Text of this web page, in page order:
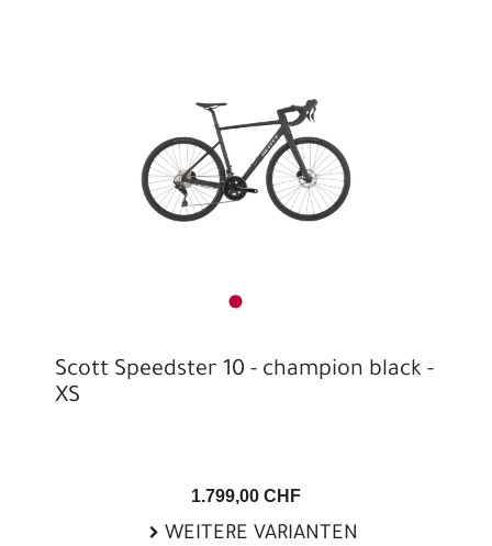
Scott Speedster 10 - champion black -
XS
1.799,00 CHF
WEITERE VARIANTEN